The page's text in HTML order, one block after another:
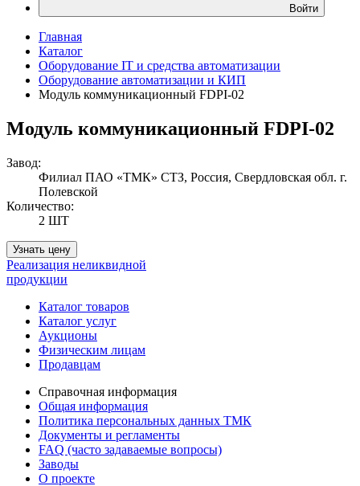
Войти
Главная
Каталог
Оборудование IT и средства автоматизации
Оборудование автоматизации и КИП
Модуль коммуникационный FDPI-02
Модуль коммуникационный FDPI-02
Завод:
Филиал ПАО «ТМК» СТЗ, Россия, Свердловская обл. г.
Полевской
Количество:
2 ШТ
Узнать цену
Реализация неликвидной
продукции
Каталог товаров
Каталог услуг
Аукционы
Физическим лицам
Продавцам
Справочная информация
Общая информация
Политика персональных данных ТМК
Документы и регламенты
FAQ (часто задаваемые вопросы)
Заводы
О проекте